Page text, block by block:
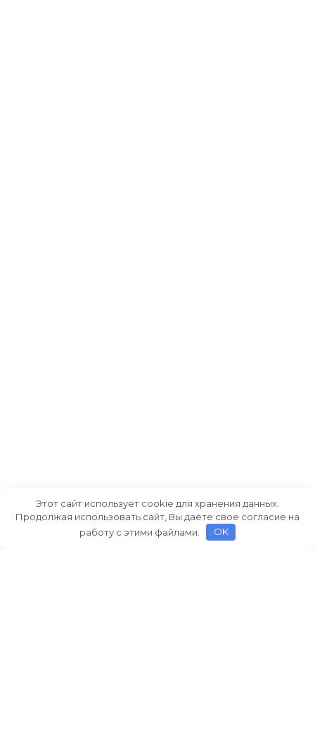
Этот сайт использует cookie для хранения данных.
Продолжая использовать сайт, Вы даете свое согласие на
работу с этими файлами.
OK